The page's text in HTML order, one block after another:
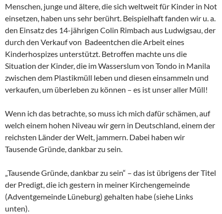
Menschen, junge und ältere, die sich weltweit für Kinder in Not
einsetzen, haben uns sehr berührt. Beispielhaft fanden wir u. a.
den Einsatz des 14-jährigen Colin Rimbach aus Ludwigsau, der
durch den Verkauf von Badeentchen die Arbeit eines
Kinderhospizes unterstützt. Betroffen machte uns die
Situation der Kinder, die im Wasserslum von Tondo in Manila
zwischen dem Plastikmüll leben und diesen einsammeln und
verkaufen, um überleben zu können – es ist unser aller Müll!
Wenn ich das betrachte, so muss ich mich dafür schämen, auf
welch einem hohen Niveau wir gern in Deutschland, einem der
reichsten Länder der Welt, jammern. Dabei haben wir
Tausende Gründe, dankbar zu sein.
„Tausende Gründe, dankbar zu sein“ – das ist übrigens der Titel
der Predigt, die ich gestern in meiner Kirchengemeinde
(Adventgemeinde Lüneburg) gehalten habe (siehe Links
unten).